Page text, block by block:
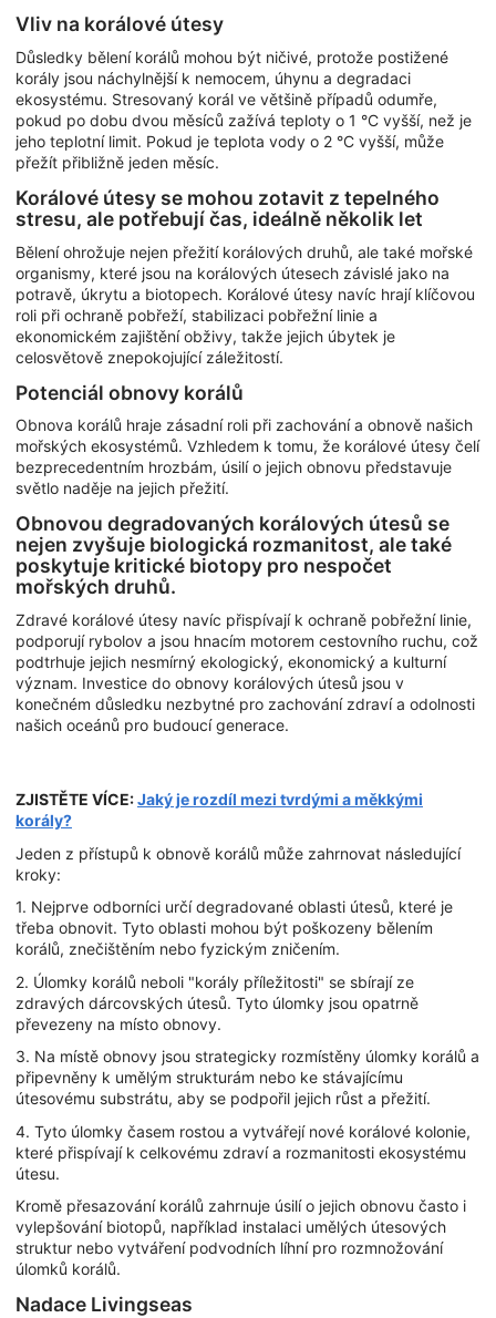
Vliv na korálové útesy
Důsledky bělení korálů mohou být ničivé, protože postižené
korály jsou náchylnější k nemocem, úhynu a degradaci
ekosystému. Stresovaný korál ve většině případů odumře,
pokud po dobu dvou měsíců zažívá teploty o 1 °C vyšší, než je
jeho teplotní limit. Pokud je teplota vody o 2 °C vyšší, může
přežít přibližně jeden měsíc.
Korálové útesy se mohou zotavit z tepelného
stresu, ale potřebují čas, ideálně několik let
Bělení ohrožuje nejen přežití korálových druhů, ale také mořské
organismy, které jsou na korálových útesech závislé jako na
potravě, úkrytu a biotopech. Korálové útesy navíc hrají klíčovou
roli při ochraně pobřeží, stabilizaci pobřežní linie a
ekonomickém zajištění obživy, takže jejich úbytek je
celosvětově znepokojující záležitostí.
Potenciál obnovy korálů
Obnova korálů hraje zásadní roli při zachování a obnově našich
mořských ekosystémů. Vzhledem k tomu, že korálové útesy čelí
bezprecedentním hrozbám, úsilí o jejich obnovu představuje
světlo naděje na jejich přežití.
Obnovou degradovaných korálových útesů se
nejen zvyšuje biologická rozmanitost, ale také
poskytuje kritické biotopy pro nespočet
mořských druhů.
Zdravé korálové útesy navíc přispívají k ochraně pobřežní linie,
podporují rybolov a jsou hnacím motorem cestovního ruchu, což
podtrhuje jejich nesmírný ekologický, ekonomický a kulturní
význam. Investice do obnovy korálových útesů jsou v
konečném důsledku nezbytné pro zachování zdraví a odolnosti
našich oceánů pro budoucí generace.
ZJISTĚTE VÍCE:Jaký je rozdíl mezi tvrdými a měkkými
korály?
Jeden z přístupů k obnově korálů může zahrnovat následující
kroky:
1. Nejprve odborníci určí degradované oblasti útesů, které je
třeba obnovit. Tyto oblasti mohou být poškozeny bělením
korálů, znečištěním nebo fyzickým zničením.
2. Úlomky korálů neboli "korály příležitosti" se sbírají ze
zdravých dárcovských útesů. Tyto úlomky jsou opatrně
převezeny na místo obnovy.
3. Na místě obnovy jsou strategicky rozmístěny úlomky korálů a
připevněny k umělým strukturám nebo ke stávajícímu
útesovému substrátu, aby se podpořil jejich růst a přežití.
4. Tyto úlomky časem rostou a vytvářejí nové korálové kolonie,
které přispívají k celkovému zdraví a rozmanitosti ekosystému
útesu.
Kromě přesazování korálů zahrnuje úsilí o jejich obnovu často i
vylepšování biotopů, například instalaci umělých útesových
struktur nebo vytváření podvodních líhní pro rozmnožování
úlomků korálů.
Nadace Livingseas